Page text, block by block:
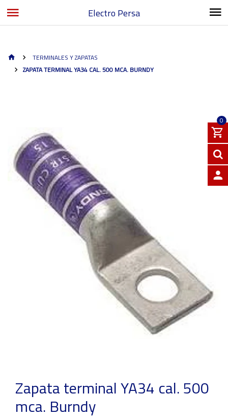
Electro Persa
0
TERMINALES Y ZAPATAS
ZAPATA TERMINAL YA34 CAL. 500 MCA. BURNDY
Zapata terminal YA34 cal. 500
mca. Burndy